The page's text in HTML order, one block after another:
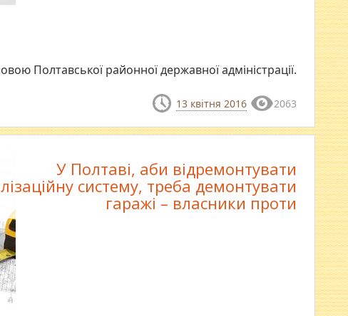
Полтавської районної державної адміністрації.
13 квітня 2016 2063
У Полтаві, аби відремонтувати
систему, треба демонтувати
гаражі – власники проти